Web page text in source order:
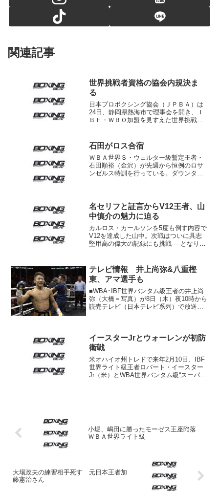
関連記事
世界挑戦者資格の協会内規決ま
る
日本プロボクシング協会（ＪＰＢＡ）は
24日、静岡県熱海市で理事会を開き、Ｉ
ＢＦ・ＷＢＯ加盟を見すえた世界挑戦資
本王者いずれかの経験者限定となる。ほ
かに世界王座認定団体の...
石田がロス合宿
ＷＢＡ世界Ｓ・ウェルター級暫定王者・
石田順裕（金沢）が先週から恒例のロサ
ンゼルス特訓を行っている。ダウンタウ
何度もロスで修行している...
名セリフと証言からV12王者、山
中慎介の魅力に迫る
カルロス・カールソンを5度も倒す内容で
V12を達成した山中。次戦はついに具志
堅用高の偉大の記録にも挑戦──となりそ
い。＝ボクシング･ビート5月号から＝
カールソンを7...
テレビ情報 井上尚弥&八重樫
東、アマ選手も
■WBA･IBF世界バンタム級王者の井上尚
弥（大橋＝写真）が8日（木）夜10時から
読売テレビ（日本テレビ系列）で放送の
ての意気込み...
イースターJrとウォーレンが初防
衛戦
米オハイオ州トレドで来年2月10日、IBF
世界ライト級王者ロバート・イースター
Jr（米）とWBA世界バンタム級“スーパ
小堀、嶋田に勝ったモーゼス王座陥落
ＷＢＡ世界ライト級
大場政夫の練習相手死す 元日本王者加
藤憲治さん